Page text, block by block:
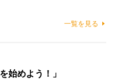
一覧を見る
始めよう！」